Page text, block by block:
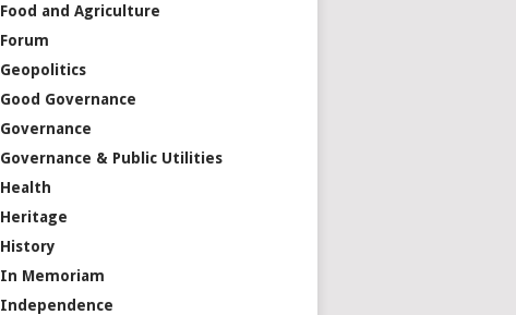
Food and Agriculture
Forum
Geopolitics
Good Governance
Governance
Governance & Public Utilities
Health
Heritage
History
In Memoriam
Independence